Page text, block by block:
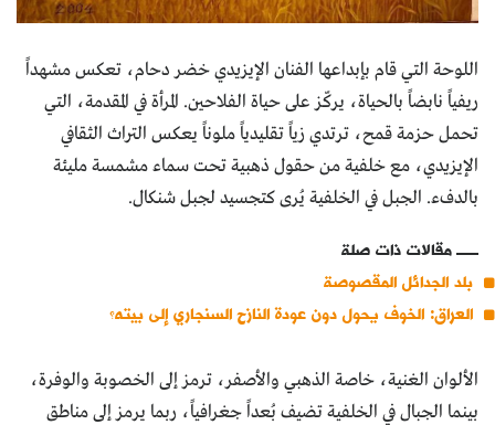
‎اللوحة التي قام بإبداعها الفنان الإيزيدي خضر دحام، تعكس مشهداً
ريفياً نابضاً بالحياة، يركّز على حياة الفلاحين. المرأة في المقدمة، التي
تحمل حزمة قمح، ترتدي زياً تقليدياً ملوناً يعكس التراث الثقافي
الإيزيدي، مع خلفية من حقول ذهبية تحت سماء مشمسة مليئة
بالدفء. الجبل في الخلفية يُرى كتجسيد لجبل شنكال.
مقالات ذات صلة
بلد الجدائل المقصوصة
العراق: الخوف يحول دون عودة النازح السنجاري إلى بيته؟
‎الألوان الغنية، خاصة الذهبي والأصفر، ترمز إلى الخصوبة والوفرة،
بينما الجبال في الخلفية تضيف بُعداً جغرافياً، ربما يرمز إلى مناطق